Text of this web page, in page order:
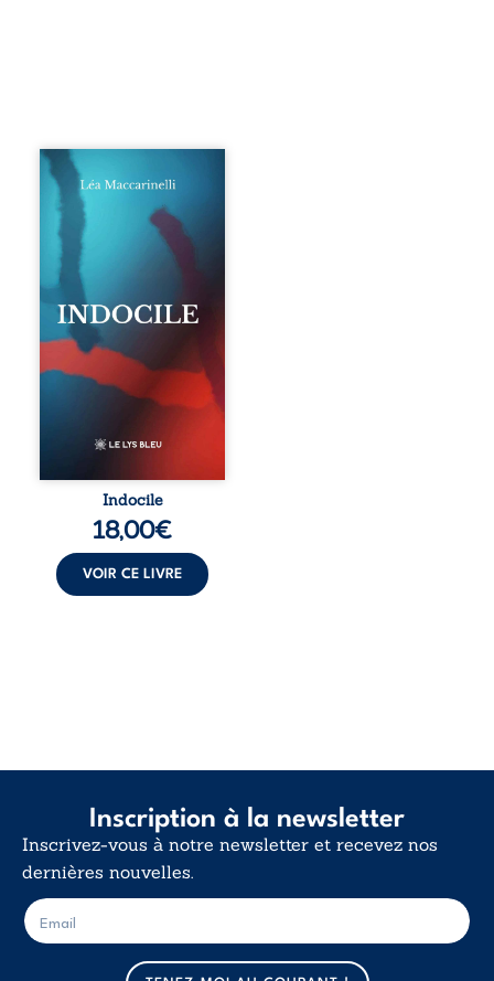
Quatre parties.
Quatre refus.
Quatre visages
d’une existence en
friction. Entre les
silences qu’on ne
déchiffre pas, les
amours qu’on
dérange, les corps
qu’on administre
et les liens qu’on
sabote, cet
ouvrage parle à
vivent trop fort,
trop vrai, trop tôt.
traversée. Une
langue nue. Une
insurrection
déclaration
d’existence pour ...
Indocile
18,00€
VOIR CE LIVRE
Inscription à la newsletter
Inscrivez-vous à notre newsletter et recevez nos
dernières nouvelles.
m
a
E
-
m